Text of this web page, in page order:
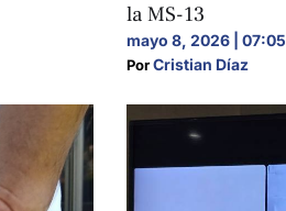
la MS-13
mayo 8, 2026 | 07:05
Por Cristian Díaz